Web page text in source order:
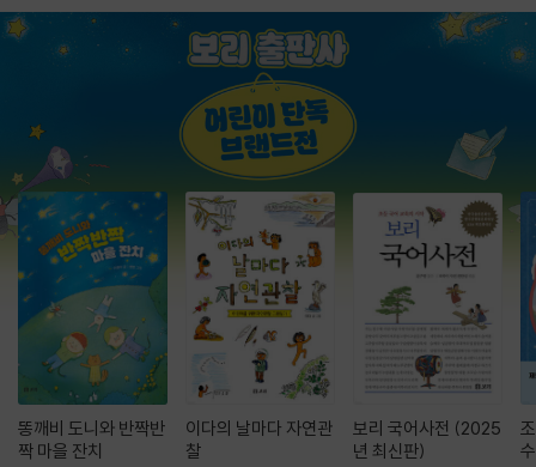
똥깨비 도니와 반짝반
짝 마을 잔치
이다의 날마다 자연관
찰
보리 국어사전 (2025
년 최신판)